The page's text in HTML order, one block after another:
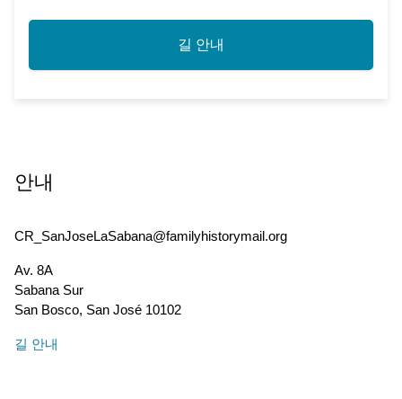
길 안내
안내
CR_SanJoseLaSabana@familyhistorymail.org
Av. 8A
Sabana Sur
San Bosco, San José 10102
길 안내